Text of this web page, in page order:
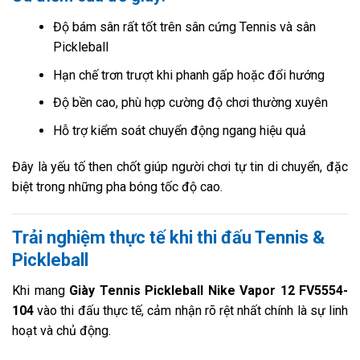
Độ bám sân rất tốt trên sân cứng Tennis và sân
Pickleball
Hạn chế trơn trượt khi phanh gấp hoặc đổi hướng
Độ bền cao, phù hợp cường độ chơi thường xuyên
Hỗ trợ kiểm soát chuyển động ngang hiệu quả
Đây là yếu tố then chốt giúp người chơi tự tin di chuyển, đặc
biệt trong những pha bóng tốc độ cao.
Trải nghiệm thực tế khi thi đấu Tennis &
Pickleball
Khi mang Giày Tennis Pickleball Nike Vapor 12 FV5554-
104 vào thi đấu thực tế, cảm nhận rõ rệt nhất chính là sự linh
hoạt và chủ động.